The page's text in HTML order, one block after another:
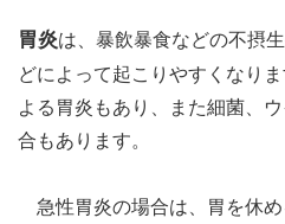
胃炎は、暴飲暴食などの不摂
どによって起こりやすくなり
よる胃炎もあり、また細菌、
合もあります。
急性胃炎の場合は、胃を休